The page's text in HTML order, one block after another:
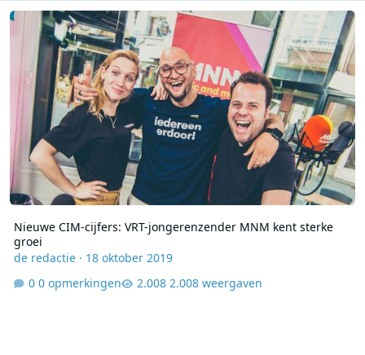
Nieuwe CIM-cijfers: VRT-jongerenzender MNM kent sterke groei
Nieuwe CIM-cijfers: VRT-jongerenzender MNM kent sterke
groei
de redactie· 18 oktober 2019
0 opmerkingen
2.008 weergaven